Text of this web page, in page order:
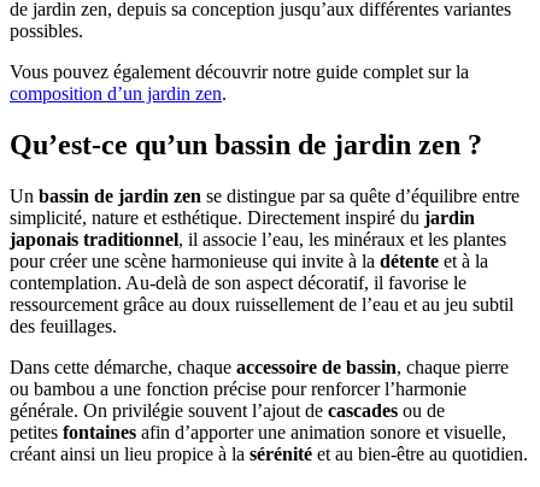
de jardin zen, depuis sa conception jusqu’aux différentes variantes
possibles.
Vous pouvez également découvrir notre guide complet sur la
composition d’un jardin zen.
Qu’est-ce qu’un bassin de jardin zen ?
Un bassin de jardin zen se distingue par sa quête d’équilibre entre
simplicité, nature et esthétique. Directement inspiré du jardin
japonais traditionnel, il associe l’eau, les minéraux et les plantes
pour créer une scène harmonieuse qui invite à la détente et à la
contemplation. Au-delà de son aspect décoratif, il favorise le
ressourcement grâce au doux ruissellement de l’eau et au jeu subtil
des feuillages.
Dans cette démarche, chaque accessoire de bassin, chaque pierre
ou bambou a une fonction précise pour renforcer l’harmonie
générale. On privilégie souvent l’ajout de cascades ou de
petites fontaines afin d’apporter une animation sonore et visuelle,
créant ainsi un lieu propice à la sérénité et au bien-être au quotidien.